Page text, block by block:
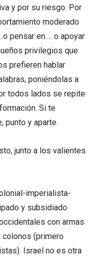
y por su riesgo. Por
moderado
pensar en…. o apoyar
privilegios que
prefieren hablar
poniéndolas a
todos lados se repite
Si te
punto y aparte.
junto a los valientes
imperialista-
y subsidiado
con armas
colonos (primero
Israel no es otra